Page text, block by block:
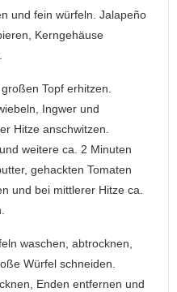
und fein würfeln. Jalapeño
Kerngehäuse
Topf erhitzen.
Ingwer und
Hitze anschwitzen.
weitere ca. 2 Minuten
gehackten Tomaten
und bei mittlerer Hitze ca.
waschen, abtrocknen,
Würfel schneiden.
Enden entfernen und